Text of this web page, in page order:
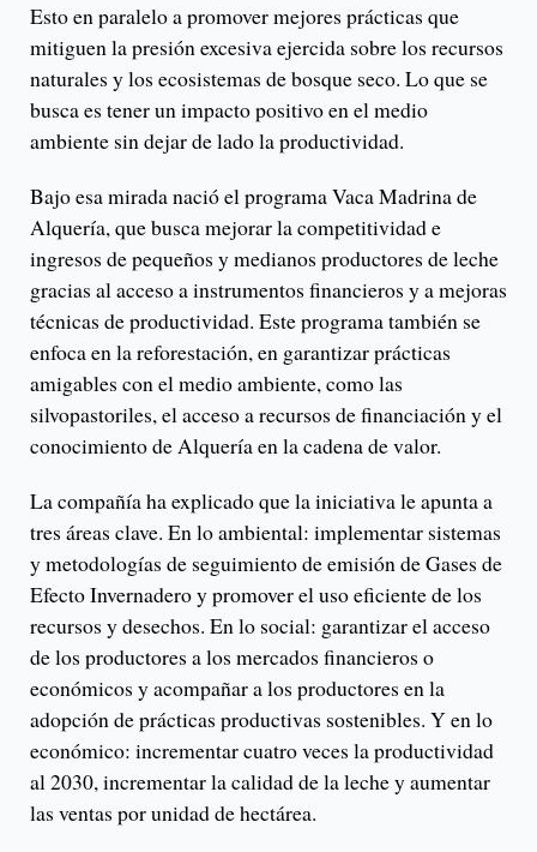
Esto en paralelo a promover mejores prácticas que
mitiguen la presión excesiva ejercida sobre los recursos
naturales y los ecosistemas de bosque seco. Lo que se
busca es tener un impacto positivo en el medio
ambiente sin dejar de lado la productividad.
Bajo esa mirada nació el programa Vaca Madrina de
Alquería, que busca mejorar la competitividad e
ingresos de pequeños y medianos productores de leche
gracias al acceso a instrumentos financieros y a mejoras
técnicas de productividad. Este programa también se
enfoca en la reforestación, en garantizar prácticas
amigables con el medio ambiente, como las
silvopastoriles, el acceso a recursos de financiación y el
conocimiento de Alquería en la cadena de valor.
La compañía ha explicado que la iniciativa le apunta a
tres áreas clave. En lo ambiental: implementar sistemas
y metodologías de seguimiento de emisión de Gases de
Efecto Invernadero y promover el uso eficiente de los
recursos y desechos. En lo social: garantizar el acceso
de los productores a los mercados financieros o
económicos y acompañar a los productores en la
adopción de prácticas productivas sostenibles. Y en lo
económico: incrementar cuatro veces la productividad
al 2030, incrementar la calidad de la leche y aumentar
las ventas por unidad de hectárea.